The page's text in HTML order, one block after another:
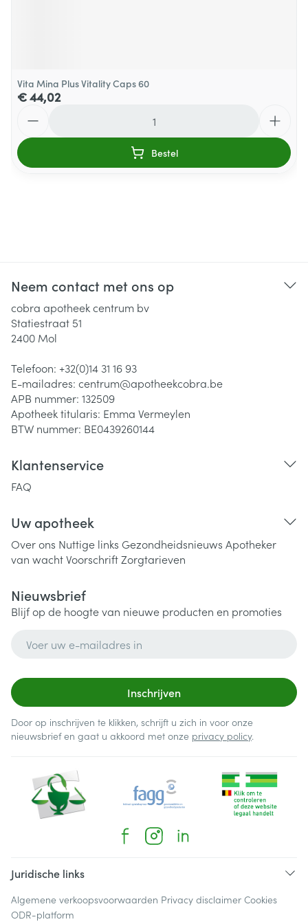
Vita Mina Plus Vitality Caps 60
€ 44,02
Bestel
Neem contact met ons op
cobra apotheek centrum bv
Statiestraat 51
2400 Mol
Telefoon: +32(0)14 31 16 93
E-mailadres: centrum@apotheekcobra.be
APB nummer: 132509
Apotheek titularis: Emma Vermeylen
BTW nummer: BE0439260144
Klantenservice
FAQ
Uw apotheek
Over ons Nuttige links Gezondheidsnieuws Apotheker
van wachtVoorschriftZorgtarieven
Nieuwsbrief
Blijf op de hoogte van nieuwe producten en promoties
Inschrijven
Door op inschrijven te klikken, schrijft u zich in voor onze
nieuwsbrief en gaat u akkoord met onze privacy policy.
Juridische links
Algemene verkoopsvoorwaarden Privacy disclaimer Cookies
ODR-platform